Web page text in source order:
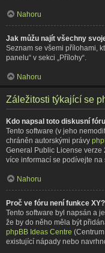
Nahoru
Jak můžu najít všechny
Seznam se všemi přílohami,
panelu“ v sekci „Přílohy“.
Nahoru
Záležitosti týkající se
Kdo napsal toto diskusní
Tento software (v jeho
chráněn autorskými právy
General Public License verze
více informací se podívejte na
Nahoru
Proč ve fóru není funkce XY?
Tento software byl napsán a
že by do něho měla být
phpBB Ideas Centre
existující nápady nebo